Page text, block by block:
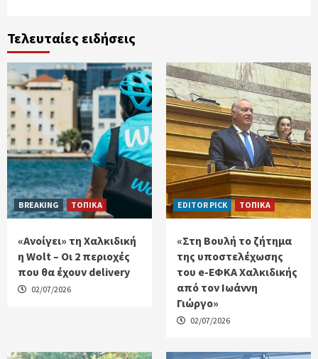
Τελευταίες ειδήσεις
BREAKING ΤΟΠΙΚΑ
«Ανοίγει» τη Χαλκιδική
η Wolt – Οι 2 περιοχές
που θα έχουν delivery
02/07/2026
EDITOR PICK ΤΟΠΙΚΑ
«Στη Βουλή το ζήτημα
της υποστελέχωσης
του e-ΕΦΚΑ Χαλκιδικής
από τον Ιωάννη
Γιώργο»
02/07/2026